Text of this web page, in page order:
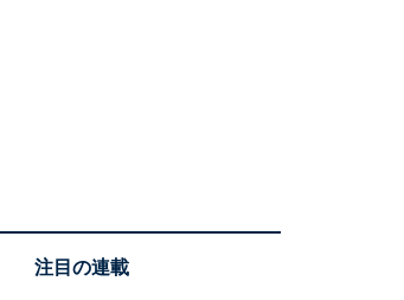
注目の連載